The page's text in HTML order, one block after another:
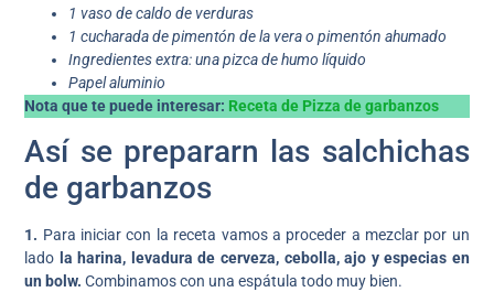
1 vaso de caldo de verduras
1 cucharada de pimentón de la vera o pimentón ahumado
Ingredientes extra: una pizca de humo líquido
Papel aluminio
Nota que te puede interesar: Receta de Pizza de garbanzos
Así se prepararn las salchichas
de garbanzos
1. Para iniciar con la receta vamos a proceder a mezclar por un
lado la harina, levadura de cerveza, cebolla, ajo y especias en
un bolw. Combinamos con una espátula todo muy bien.